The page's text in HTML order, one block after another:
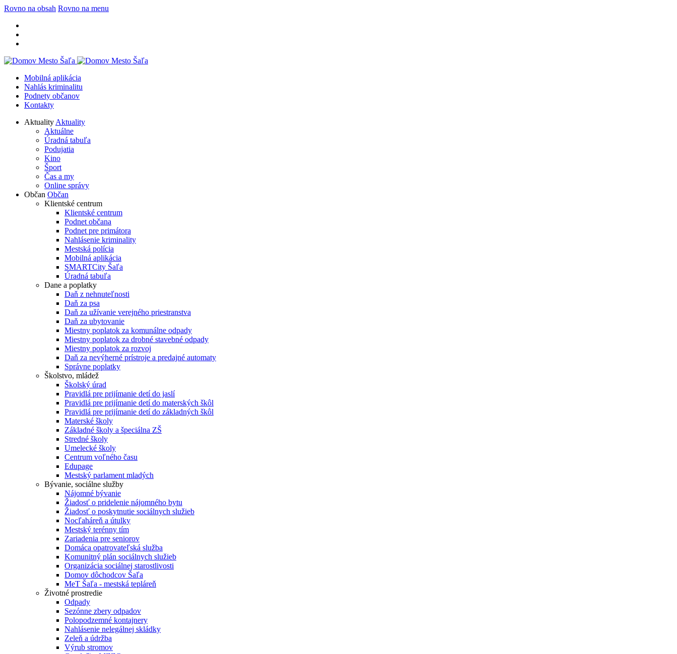
Rovno na obsah Rovno na menu
Mobilná aplikácia
Nahlás kriminalitu
Podnety občanov
Kontakty
Aktuality Aktuality
Aktuálne
Úradná tabuľa
Podujatia
Kino
Šport
Čas a my
Online správy
Občan Občan
Klientské centrum
Klientské centrum
Podnet občana
Podnet pre primátora
Nahlásenie kriminality
Mestská polícia
Mobilná aplikácia
SMARTCity Šaľa
Úradná tabuľa
Dane a poplatky
Daň z nehnuteľnosti
Daň za psa
Daň za užívanie verejného priestranstva
Daň za ubytovanie
Miestny poplatok za komunálne odpady
Miestny poplatok za drobné stavebné odpady
Miestny poplatok za rozvoj
Daň za nevýherné prístroje a predajné automaty
Správne poplatky
Školstvo, mládež
Školský úrad
Pravidlá pre prijímanie detí do jaslí
Pravidlá pre prijímanie detí do materských škôl
Pravidlá pre prijímanie detí do základných škôl
Materské školy
Základné školy a špeciálna ZŠ
Stredné školy
Umelecké školy
Centrum voľného času
Edupage
Mestský parlament mladých
Bývanie, sociálne služby
Nájomné bývanie
Žiadosť o pridelenie nájomného bytu
Žiadosť o poskytnutie sociálnych služieb
Nocľaháreň a útulky
Mestský terénny tím
Zariadenia pre seniorov
Domáca opatrovateľská služba
Komunitný plán sociálnych služieb
Organizácia sociálnej starostlivosti
Domov dôchodcov Šaľa
MeT Šaľa - mestská tepláreň
Životné prostredie
Odpady
Sezónne zbery odpadov
Polopodzemné kontajnery
Nahlásenie nelegálnej skládky
Zeleň a údržba
Výrub stromov